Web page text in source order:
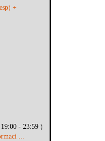
+
- 23:59 )
...